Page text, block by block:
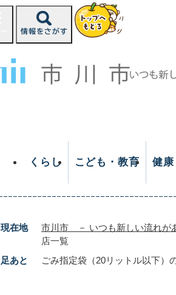
くらし こども・教育 健
現在地 市川市 － いつも新しい流れが
店一覧
足あと
ごみ指定袋（20リットル以下）